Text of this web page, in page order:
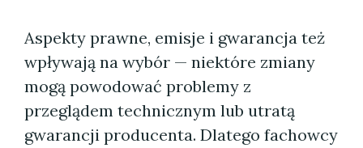
Aspekty prawne, emisje i gwarancja też
wpływają na wybór — niektóre zmiany
mogą powodować problemy z
przeglądem technicznym lub utratą
gwarancji producenta. Dlatego fachowcy